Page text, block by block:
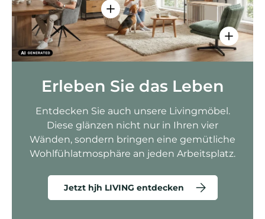
Einzelheiten anzeigen - Sitzolo 2
Erleben Sie das Leben
Entdecken Sie auch unsere Livingmöbel.
Diese glänzen nicht nur in Ihren vier
Wänden, sondern bringen eine gemütliche
Wohlfühlatmosphäre an jeden Arbeitsplatz.
Jetzt hjh LIVING entdecken